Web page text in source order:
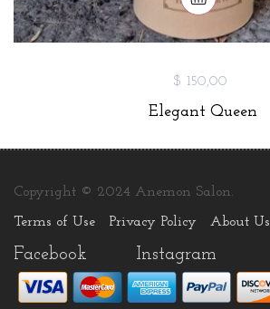
$ 150,00
Elegant Queen
Copyright © 2024 Anemon Salon.
Terms of Use Privacy Policy About Us
Facebook Instagram